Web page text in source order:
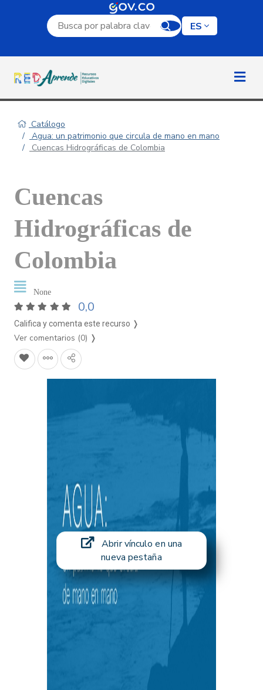
Campo de búsqueda por palabra clave
ES
Catálogo
Agua: un patrimonio que circula de mano en mano
Cuencas Hidrográficas de Colombia
Cuencas
Hidrográficas de
Colombia
None
0,0
Califica y comenta este recurso ❭
Ver comentarios (0) ❭
Abrir vínculo en una
nueva pestaña